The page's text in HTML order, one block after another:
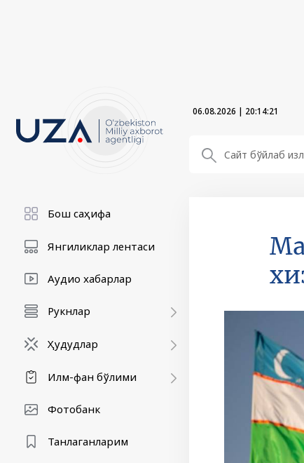
06.08.2026 | 20:14:22
Бош саҳифа
Янгиликлар лентаси
Аудио хабарлар
Рукнлар
Ҳудудлар
Илм-фан бўлими
Фотобанк
Танлаганларим